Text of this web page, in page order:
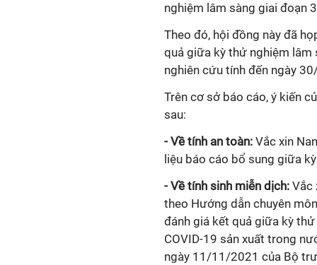
nghiệm lâm sàng giai đoạn
Theo đó, hội đồng này đã
quả giữa kỳ thử nghiệm lâm
nghiên cứu tính đến ngày
Trên cơ sở báo cáo, ý kiến
sau:
- Về tính an toàn: Vắc xin
liệu báo cáo bổ sung giữa
- Về tính sinh miễn dịch: Vắc
theo Hướng dẫn chuyên
đánh giá kết quả giữa kỳ
COVID-19 sản xuất trong
ngày 11/11/2021 của Bộ